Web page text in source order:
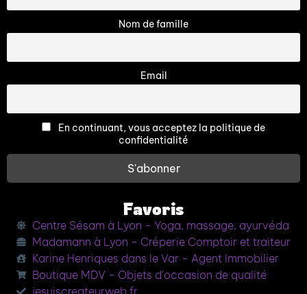
Nom de famille
Email
En continuant, vous acceptez la politique de
confidentialité
Favoris
Centre Sésam à Lyon - Yoga, massage, ayurvéda
Madamann à Lyon - Créperie Comptoir et traiteur
Karine Henriques dans le Var - Agent Immobilier
Boutique MDV - Objets d'occasion de qualité